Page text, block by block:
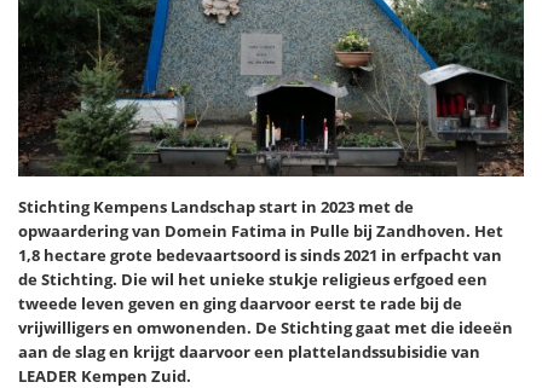
Stichting Kempens Landschap start in 2023 met de
opwaardering van Domein Fatima in Pulle bij Zandhoven. Het
1,8 hectare grote bedevaartsoord is sinds 2021 in erfpacht van
de Stichting. Die wil het unieke stukje religieus erfgoed een
tweede leven geven en ging daarvoor eerst te rade bij de
vrijwilligers en omwonenden. De Stichting gaat met die ideeën
aan de slag en krijgt daarvoor een plattelandssubisidie van
LEADER Kempen Zuid.